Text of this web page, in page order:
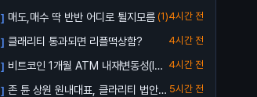
매도,매수 딱 반반 어디로 튈지모름 (1)4시간 전
클래리티 통과되면 리플떡상함? 4시간 전
비트코인 1개월 ATM 내재변동성(IV): 4시간 전
존 튠 상원 원내대표, 클라리티 법안
5시간 전